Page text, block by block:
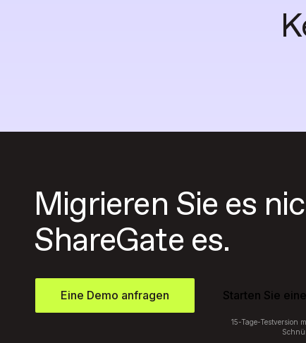
Migrieren Sie es
ShareGate es.
Eine Demo anfragen Starten Sie
15-Tage-Testversion